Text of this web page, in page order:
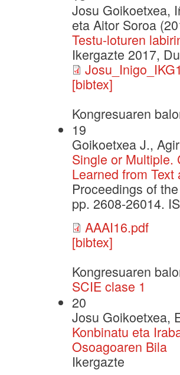
Josu Goikoetxea,
eta Aitor Soroa
Testu-loturen
Ikergazte 2017,
[bibtex]
Kongresuaren
19
Goikoetxea J.,
Single or Multiple.
Learned from Text
Proceedings of
pp. 2608-26014.
AAAI16.pdf
[bibtex]
Kongresuaren
SCIE clase 1
20
Josu Goikoetxea,
Konbinatu eta
Osoagoaren Bila
Ikergazte